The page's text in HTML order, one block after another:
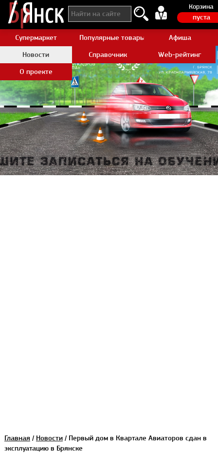
Корзина
пуста
Супермаркет Популярные товары AliexpressАфиша
Новости
Справочник
Web-рейтинг
О проекте
Главная / Новости/ Первый дом в Квартале Авиаторов сдан в
эксплуатацию в Брянске